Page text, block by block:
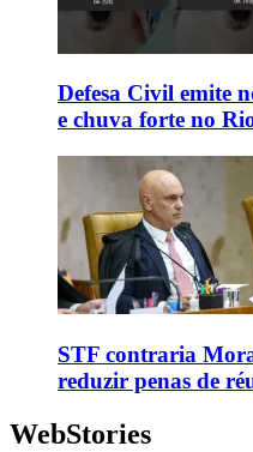
Defesa Civil emite
e chuva forte no
STF contraria
reduzir penas de
WebStories